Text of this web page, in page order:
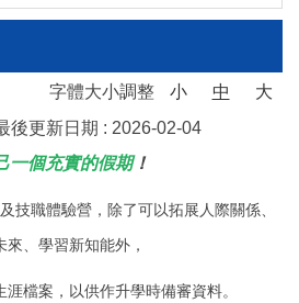
字體大小調整 小 中 大
後更新日期 : 2026-02-04
一個充實的假期！
技職體驗營，除了可以拓展人際關係、
來、學習新知能外，
檔案，以供作升學時備審資料。